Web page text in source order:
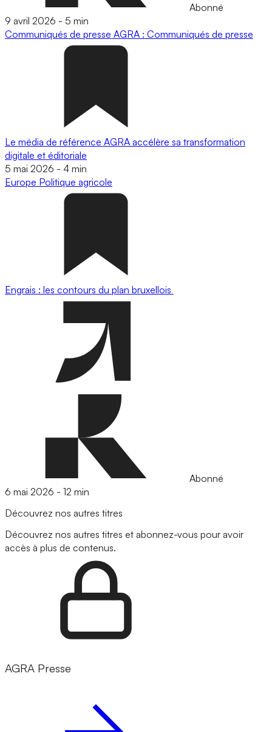
Abonné
9 avril 2026 - 5 min
Communiqués de presse AGRA : Communiqués de presse
Le média de référence AGRA accélère sa transformation
digitale et éditoriale
5 mai 2026 - 4 min
Europe Politique agricole
Engrais : les contours du plan bruxellois
Abonné
6 mai 2026 - 12 min
Découvrez nos autres titres
Découvrez nos autres titres et abonnez-vous pour avoir
accès à plus de contenus.
AGRA Presse